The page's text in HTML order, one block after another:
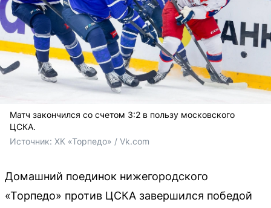
Матч закончился со счетом 3:2 в пользу московского
ЦСКА.
Источник: ХК «Торпедо» / Vk.com
Домашний поединок нижегородского
«Торпедо» против ЦСКА завершился победой